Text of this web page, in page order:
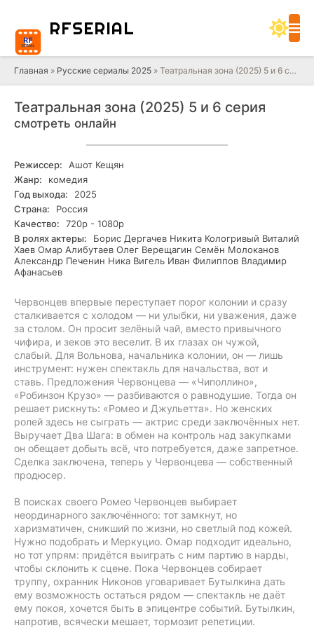
RFSERIAL
Главная » Русские сериалы 2025 » Театральная зона (2025) 5 и 6 серия
Театральная зона (2025) 5 и 6 серия
смотреть онлайн
Режиссер:
Ашот Кещян
Жанр:
комедия
Год выхода:
2025
Страна:
Россия
Качество:
720р - 1080р
В ролях актеры:
Борис Дергачев Никита Кологривый Виталий
Хаев Омар Алибутаев Олег Верещагин Семён Молоканов
Александр Печенин Ника Вигель Иван Филиппов Владимир
Афанасьев
Червонцев впервые переступает порог колонии и сразу
сталкивается с холодом — ни улыбки, ни уважения, даже
за столом. Он просит зелёный чай, вместо привычного
чифира, и зеков это веселит. В их глазах он чужой,
слабый. Для Вольнова, начальника колонии, он — лишь
инструмент: нужен спектакль для начальства, вот и
ставь. Предложения Червонцева — «Чиполлино»,
«Робинзон Крузо» — разбиваются о равнодушие. Тогда он
решает рискнуть: «Ромео и Джульетта». Но женских
ролей здесь не сыграть — актрис среди заключённых нет.
Выручает Два Шага: в обмен на контроль над закупками
он обещает добыть всё, что потребуется, даже запретное.
Сделка заключена, теперь у Червонцева — собственный
продюсер.
В поисках своего Ромео Червонцев выбирает
неординарного заключённого: тот замкнут, но
харизматичен, сникший по жизни, но светлый под кожей.
Нужно подобрать и Меркуцио. Омар подходит идеально,
но тот упрям: придётся выиграть с ним партию в нарды,
чтобы склонить к сцене. Пока Червонцев собирает
труппу, охранник Никонов уговаривает Бутылкина дать
ему возможность остаться рядом — спектакль не даёт
ему покоя, хочется быть в эпицентре событий. Бутылкин,
напротив, всячески мешает, тормозит репетиции.